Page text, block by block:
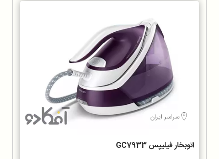
سراسر ایران
اتوبخار فیلیپس GC7933